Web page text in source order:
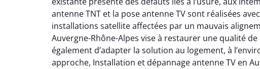
antenne TNT et la pose antenne TV sont réalisées
installations satellite affectées par un mauvais
Auvergne-Rhône-Alpes vise à restaurer une qualité
également d’adapter la solution au logement, à
approche, Installation et dépannage antenne TV en